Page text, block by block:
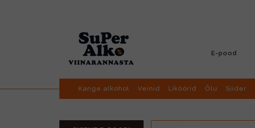
E-pood
Kange alkohol Veinid Liköörid Õlu Siider